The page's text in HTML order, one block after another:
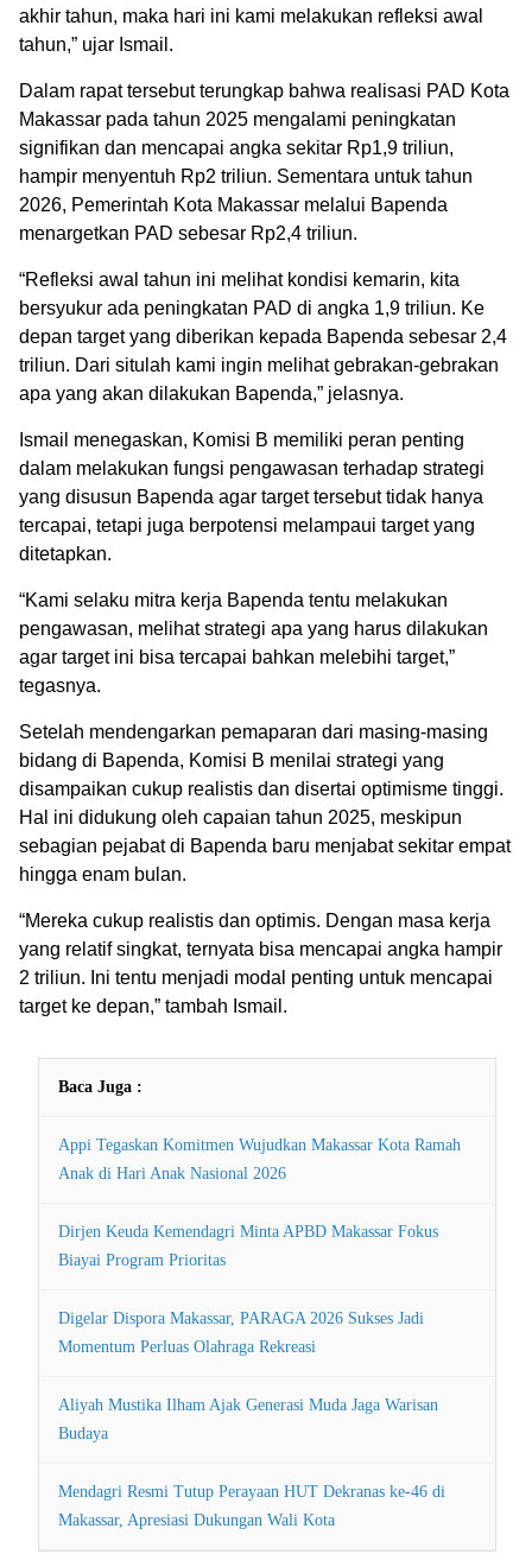
akhir tahun, maka hari ini kami melakukan refleksi awal
tahun,” ujar Ismail.
Dalam rapat tersebut terungkap bahwa realisasi PAD Kota
Makassar pada tahun 2025 mengalami peningkatan
signifikan dan mencapai angka sekitar Rp1,9 triliun,
hampir menyentuh Rp2 triliun. Sementara untuk tahun
2026, Pemerintah Kota Makassar melalui Bapenda
menargetkan PAD sebesar Rp2,4 triliun.
“Refleksi awal tahun ini melihat kondisi kemarin, kita
bersyukur ada peningkatan PAD di angka 1,9 triliun. Ke
depan target yang diberikan kepada Bapenda sebesar 2,4
triliun. Dari situlah kami ingin melihat gebrakan-gebrakan
apa yang akan dilakukan Bapenda,” jelasnya.
Ismail menegaskan, Komisi B memiliki peran penting
dalam melakukan fungsi pengawasan terhadap strategi
yang disusun Bapenda agar target tersebut tidak hanya
tercapai, tetapi juga berpotensi melampaui target yang
ditetapkan.
“Kami selaku mitra kerja Bapenda tentu melakukan
pengawasan, melihat strategi apa yang harus dilakukan
agar target ini bisa tercapai bahkan melebihi target,”
tegasnya.
Setelah mendengarkan pemaparan dari masing-masing
bidang di Bapenda, Komisi B menilai strategi yang
disampaikan cukup realistis dan disertai optimisme tinggi.
Hal ini didukung oleh capaian tahun 2025, meskipun
sebagian pejabat di Bapenda baru menjabat sekitar empat
hingga enam bulan.
“Mereka cukup realistis dan optimis. Dengan masa kerja
yang relatif singkat, ternyata bisa mencapai angka hampir
2 triliun. Ini tentu menjadi modal penting untuk mencapai
target ke depan,” tambah Ismail.
Baca Juga :
Appi Tegaskan Komitmen Wujudkan Makassar Kota Ramah
Anak di Hari Anak Nasional 2026
Dirjen Keuda Kemendagri Minta APBD Makassar Fokus
Biayai Program Prioritas
Digelar Dispora Makassar, PARAGA 2026 Sukses Jadi
Momentum Perluas Olahraga Rekreasi
Aliyah Mustika Ilham Ajak Generasi Muda Jaga Warisan
Budaya
Mendagri Resmi Tutup Perayaan HUT Dekranas ke-46 di
Makassar, Apresiasi Dukungan Wali Kota